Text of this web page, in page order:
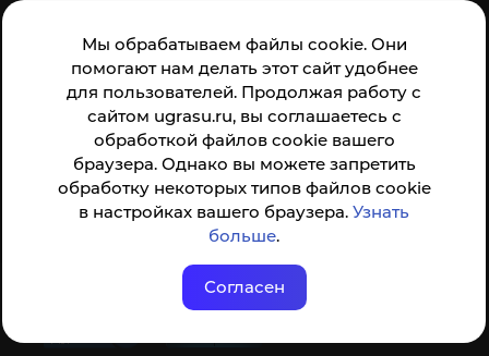
Мы обрабатываем файлы cookie. Они
помогают нам делать этот сайт удобнее
для пользователей. Продолжая работу с
сайтом ugrasu.ru, вы соглашаетесь с
обработкой файлов cookie вашего
браузера. Однако вы можете запретить
обработку некоторых типов файлов cookie
в настройках вашего браузера.Узнать
больше.
Согласен
организации:
Анкета доступна по QR-коду, а так же по прямой
ссылке
© ФГБОУ ВО ЮГУ 2001–2026